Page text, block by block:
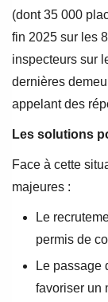
(dont 35 000
fin 2025 sur les
inspecteurs sur
dernières
appelant des
Les solutions
Face à cette
majeures :
Le
permis de
Le passage
favoriser un